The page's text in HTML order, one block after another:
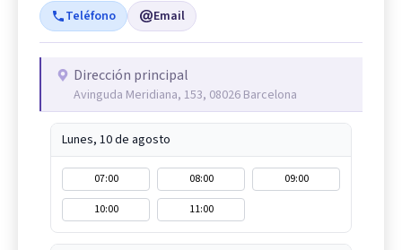
Teléfono Email
Dirección principal
Avinguda Meridiana, 153, 08026 Barcelona
Lunes, 10 de agosto
07:00 08:00
09:00
10:00
11:00